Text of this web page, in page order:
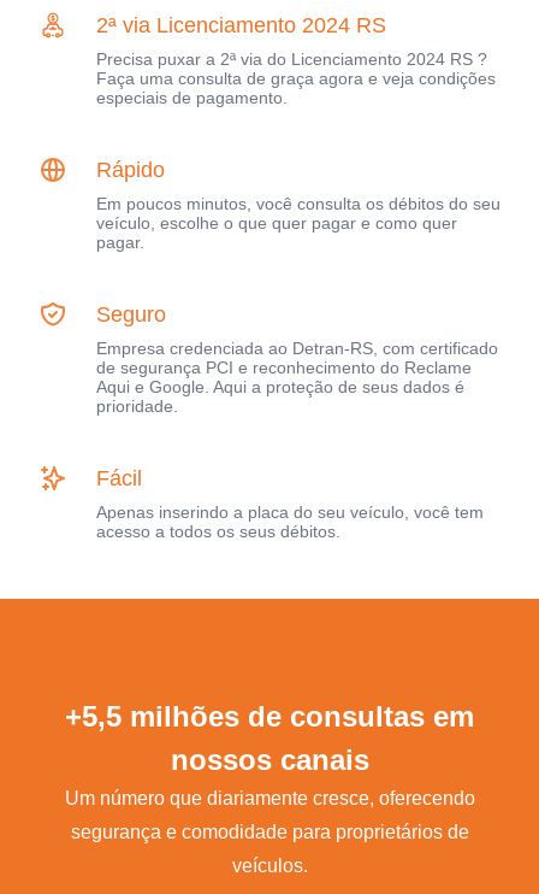
2ª via Licenciamento 2024 RS
Precisa puxar a 2ª via do Licenciamento 2024 RS ?
Faça uma consulta de graça agora e veja condições
especiais de pagamento.
Rápido
Em poucos minutos, você consulta os débitos do seu
veículo, escolhe o que quer pagar e como quer
pagar.
Seguro
Empresa credenciada ao Detran-RS, com certificado
de segurança PCI e reconhecimento do Reclame
Aqui e Google. Aqui a proteção de seus dados é
prioridade.
Fácil
Apenas inserindo a placa do seu veículo, você tem
acesso a todos os seus débitos.
+5,5 milhões de consultas em
nossos canais
Um número que diariamente cresce, oferecendo
segurança e comodidade para proprietários de
veículos.